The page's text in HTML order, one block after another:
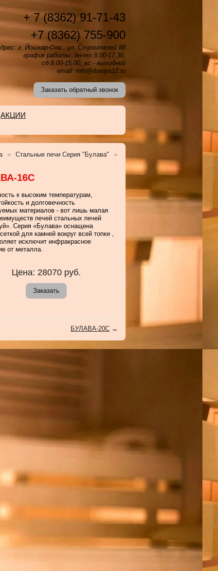
+ 7 (8362) 91-71-43
+7 (8362) 755-900
г. Йошкар-Ола , ул. Строителей 88
график работы: пн-пт 8.00-17.30,
сб 8.00-15.00, вс - выходной
email: info@rbanya12.ru
Заказать обратный звонок
АКЦИИ
Стальные печи Серия "Булава"
16С
к высоким температурам,
и долговечность
материалов - вот лишь малая
печей стальных печей
Серия «Булава» оснащена
для камней вокруг всей топки ,
исключит инфракрасное
от металла.
Цена: 28070 руб.
Заказать
БУЛАВА-20С →